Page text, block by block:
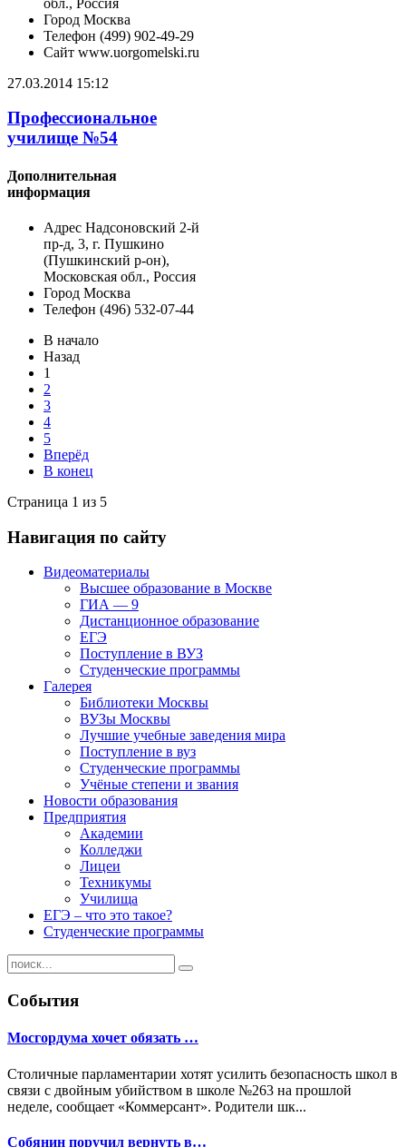
Город Москва
Телефон (499) 902-49-29
Сайт www.uorgomelski.ru
27.03.2014 15:12
Профессиональное
училище №54
Дополнительная
информация
Адрес Надсоновский 2-й
пр-д, 3, г. Пушкино
(Пушкинский р-он),
Московская обл., Россия
Город Москва
Телефон (496) 532-07-44
В начало
Назад
1
2
3
4
5
Вперёд
В конец
Страница 1 из 5
Навигация по сайту
Видеоматериалы
Высшее образование в Москве
ГИА — 9
Дистанционное образование
ЕГЭ
Поступление в ВУЗ
Студенческие программы
Галерея
Библиотеки Москвы
ВУЗы Москвы
Лучшие учебные заведения мира
Поступление в вуз
Студенческие программы
Учёные степени и звания
Новости образования
Предприятия
Академии
Колледжи
Лицеи
Техникумы
Училища
ЕГЭ – что это такое?
Студенческие программы
События
Мосгордума хочет обязать …
Столичные парламентарии хотят усилить безопасность школ в
связи с двойным убийством в школе №263 на прошлой
неделе, сообщает «Коммерсант». Родители шк...
Собянин поручил вернуть в…